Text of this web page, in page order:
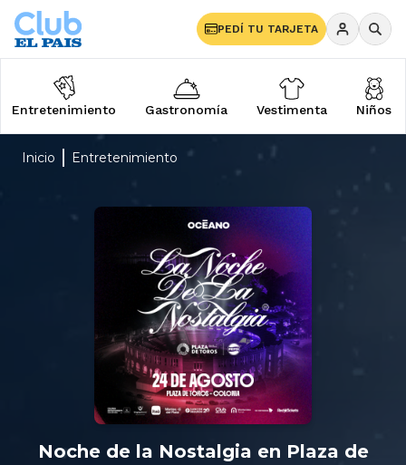
PEDÍ TU TARJETA
Entretenimiento Gastronomía Vestimenta Niños
Inicio Entretenimiento
Noche de la Nostalgia en Plaza de